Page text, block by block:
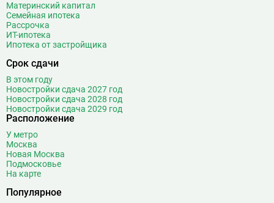
Материнский капитал
Семейная ипотека
Рассрочка
ИТ-ипотека
Ипотека от застройщика
Срок сдачи
В этом году
Новостройки сдача 2027 год
Новостройки сдача 2028 год
Новостройки сдача 2029 год
Расположение
У метро
Москва
Новая Москва
Подмосковье
На карте
Популярное